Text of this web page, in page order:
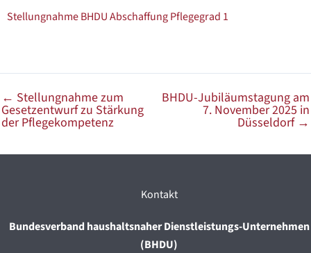
Stellungnahme BHDU Abschaffung Pflegegrad 1
← Stellungnahme zum
Gesetzentwurf zu Stärkung
der Pflegekompetenz
BHDU-Jubiläumstagung am
7. November 2025 in
Düsseldorf →
Kontakt
Bundesverband haushaltsnaher Dienstleistungs-Unternehmen
(BHDU)